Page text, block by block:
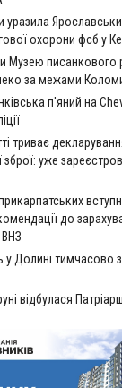
уразила
охорони фсб у
Музею писанкового
за межами
п'яний на
триває
зброї: уже
до
у Долині тимчасово
відбулася
Кишакевич не
Кубок ФЛСУ зі